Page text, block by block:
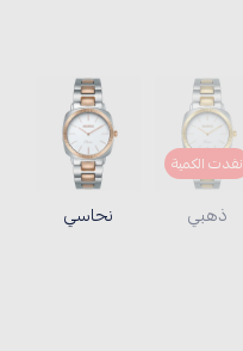
نفدت الكمية
ذهبي نحاسي